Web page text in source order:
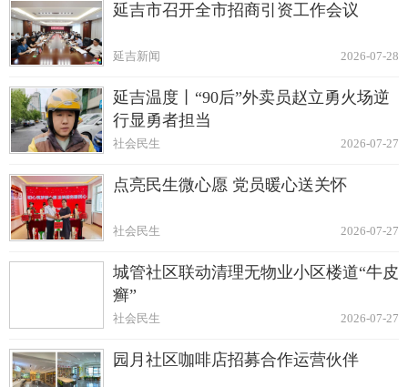
延吉市召开全市招商引资工作会议
2026-07-28
延吉新闻
延吉温度丨“90后”外卖员赵立勇火场逆
行显勇者担当
2026-07-27
社会民生
点亮民生微心愿 党员暖心送关怀
2026-07-27
社会民生
城管社区联动清理无物业小区楼道“牛皮
癣”
2026-07-27
社会民生
园月社区咖啡店招募合作运营伙伴